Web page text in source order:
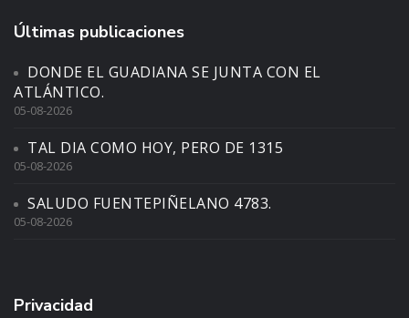
Últimas publicaciones
DONDE EL GUADIANA SE JUNTA CON EL
ATLÁNTICO.
05-08-2026
TAL DIA COMO HOY, PERO DE 1315
05-08-2026
SALUDO FUENTEPIÑELANO 4783.
05-08-2026
Privacidad